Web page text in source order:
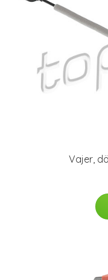
Vajer,